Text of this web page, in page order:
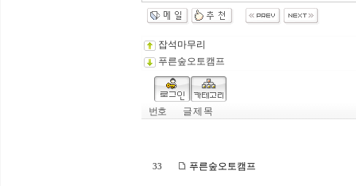
잡석마무리
푸른숲오토캠프
번호 글 제 목
33 푸른숲오토캠프